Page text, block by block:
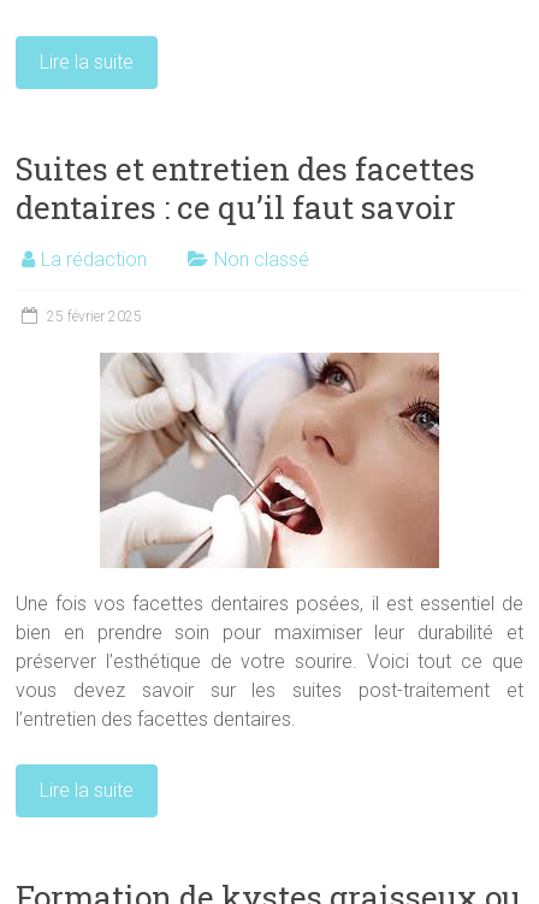
Lire la suite
Suites et entretien des facettes
dentaires : ce qu’il faut savoir
La rédaction Non classé
25 février 2025
Une fois vos facettes dentaires posées, il est essentiel de
bien en prendre soin pour maximiser leur durabilité et
préserver l’esthétique de votre sourire. Voici tout ce que
vous devez savoir sur les suites post-traitement et
l’entretien des facettes dentaires.
Lire la suite